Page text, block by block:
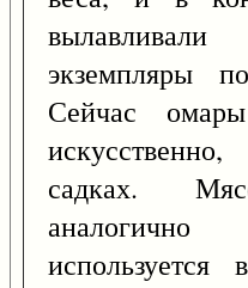
экземпляры
Сейчас омары
садках.
используется